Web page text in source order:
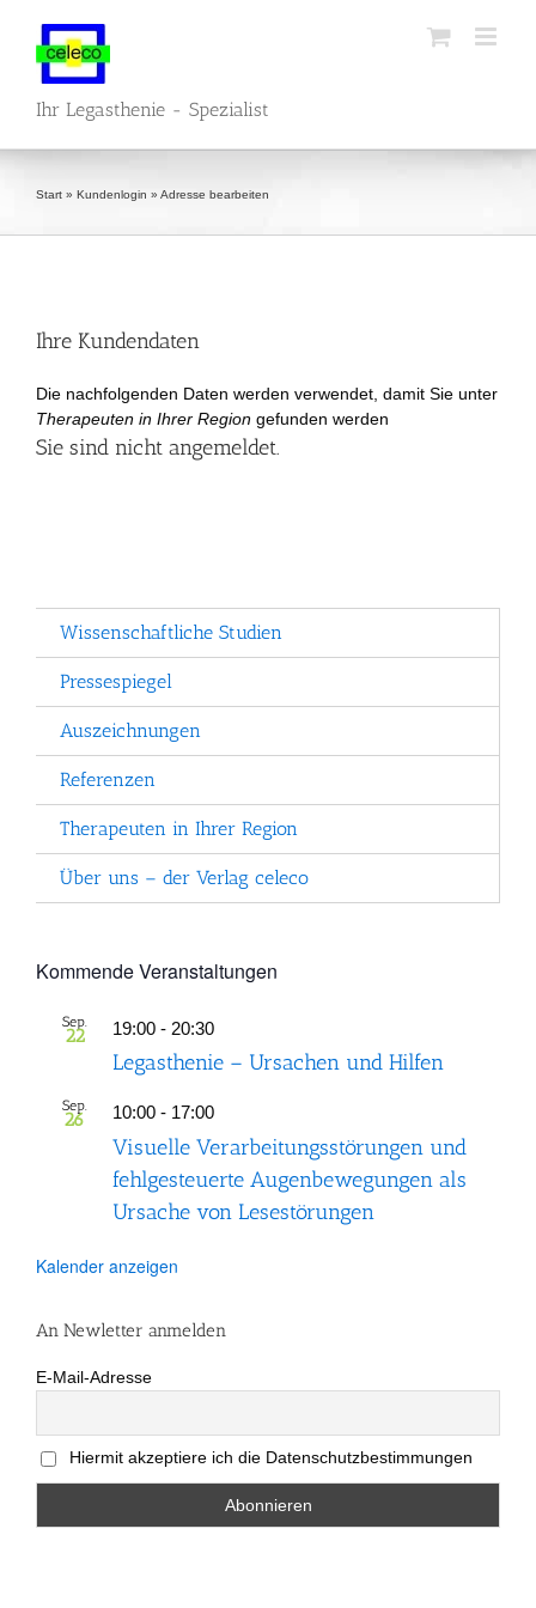
springen
Ihr Legasthenie - Spezialist
Start » Kundenlogin » Adresse bearbeiten
Ihre Kundendaten
Die nachfolgenden Daten werden verwendet, damit Sie unter
Therapeuten in Ihrer Region gefunden werden
Sie sind nicht angemeldet.
Wissenschaftliche Studien
Pressespiegel
Auszeichnungen
Referenzen
Therapeuten in Ihrer Region
Über uns – der Verlag celeco
Kommende Veranstaltungen
Sep.
22 19:00 - 20:30
Legasthenie – Ursachen und Hilfen
Sep.
26 10:00 - 17:00
Visuelle Verarbeitungsstörungen und
fehlgesteuerte Augenbewegungen als
Ursache von Lesestörungen
Kalender anzeigen
An Newletter anmelden
E-Mail-Adresse
Hiermit akzeptiere ich die Datenschutzbestimmungen